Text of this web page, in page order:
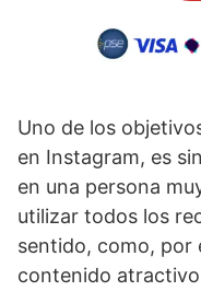
Uno de los
en Instagram, es
en una persona
utilizar todos los
sentido, como, por
contenido